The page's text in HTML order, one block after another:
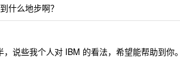
什么地步啊？
说些我个人对 IBM 的看法，希望能帮助到你。